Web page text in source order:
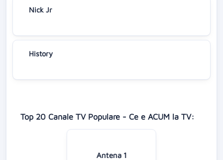
Nick Jr
History
Top 20 Canale TV Populare - Ce e ACUM la TV:
Antena 1